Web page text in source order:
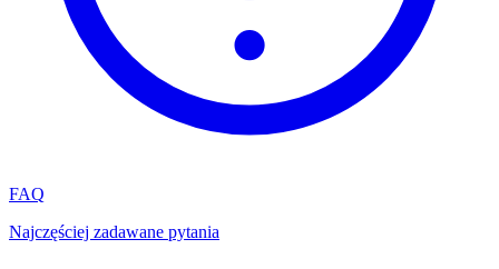
FAQ
Najczęściej zadawane pytania